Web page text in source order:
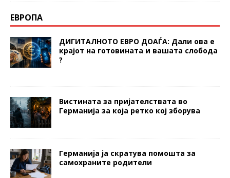
ЕВРОПА
ДИГИТАЛНОТО ЕВРО ДОАЃА: Дали ова е
крајот на готовината и вашата слобода
?
Вистината за пријателствата во
Германија за која ретко кој зборува
Германија ја скратува помошта за
самохраните родители